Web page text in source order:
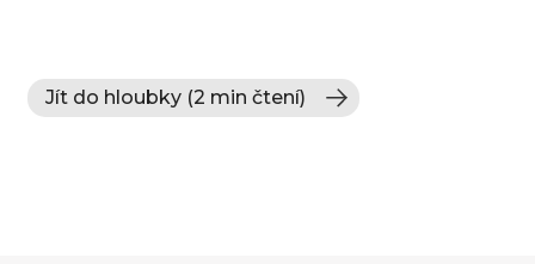
Jít do hloubky (2 min čtení)